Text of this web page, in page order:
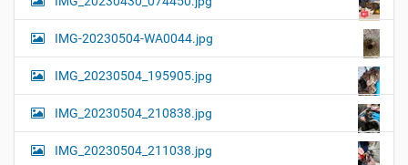
IMG-20230504-WA0044.jpg
IMG_20230504_195905.jpg
IMG_20230504_210838.jpg
IMG_20230504_211038.jpg